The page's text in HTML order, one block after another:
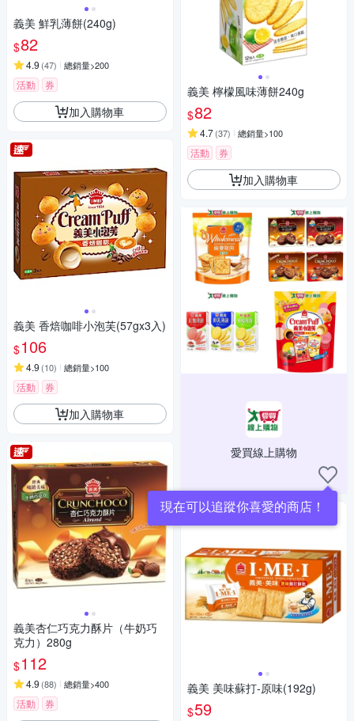
義美 鮮乳薄餅(240g)
$82
4.9 (47) 總銷量>200
活動 券
加入購物車
義美 香焙咖啡小泡芙(57gx3入)
$106
4.9 (10) 總銷量>100
活動 券
加入購物車
義美杏仁巧克力酥片（牛奶巧
克力）280g
$112
4.9 (88) 總銷量>400
活動 券
義美 檸檬風味薄餅240g
$82
4.7(37) 總銷量>100
活動 券
加入購物車
愛買線上購物
現在可以追蹤你喜愛的商店！
義美 美味蘇打-原味(192g)
$59